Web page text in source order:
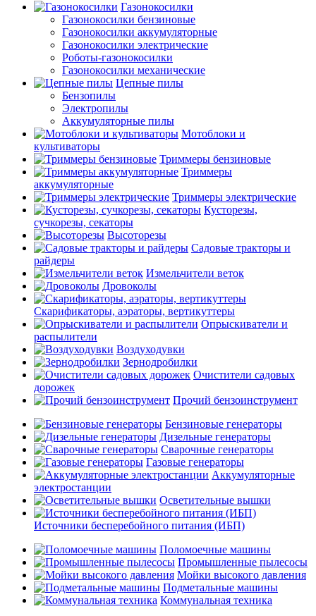
Газонокосилки
Газонокосилки бензиновые
Газонокосилки аккумуляторные
Газонокосилки электрические
Роботы-газонокосилки
Газонокосилки механические
Цепные пилы
Бензопилы
Электропилы
Аккумуляторные пилы
Мотоблоки и
культиваторы
Триммеры бензиновые
Триммеры
аккумуляторные
Триммеры электрические
Кусторезы,
сучкорезы, секаторы
Высоторезы
Садовые тракторы и
райдеры
Измельчители веток
Дровоколы
Скарификаторы, аэраторы, вертикуттеры
Опрыскиватели и
распылители
Воздуходувки
Зернодробилки
Очистители садовых
дорожек
Прочий бензоинструмент
Бензиновые генераторы
Дизельные генераторы
Сварочные генераторы
Газовые генераторы
Аккумуляторные
электростанции
Осветительные вышки
Источники бесперебойного питания (ИБП)
Поломоечные машины
Промышленные пылесосы
Мойки высокого давления
Подметальные машины
Коммунальная техника